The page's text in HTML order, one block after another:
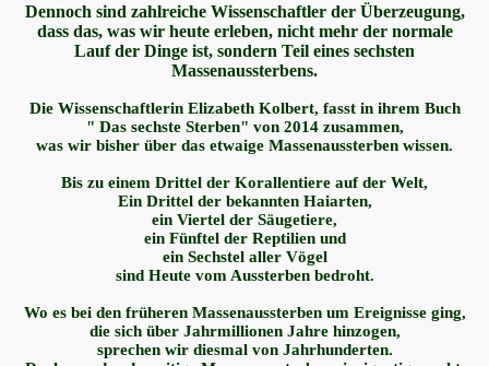
Dennoch sind zahlreiche Wissenschaftler der Überzeugung,
dass das, was wir heute erleben, nicht mehr der normale
Lauf der Dinge ist, sondern Teil eines sechsten
Massenaussterbens.
Die Wissenschaftlerin Elizabeth Kolbert, fasst in ihrem Buch
" Das sechste Sterben" von 2014 zusammen,
was wir bisher über das etwaige Massenaussterben wissen.
Bis zu einem Drittel der Korallentiere auf der Welt,
Ein Drittel der bekannten Haiarten,
ein Viertel der Säugetiere,
ein Fünftel der Reptilien und
ein Sechstel aller Vögel
sindHeutevom Aussterben bedroht.
Wo es bei den früheren Massenaussterben um Ereignisse ging,
die sich über Jahrmillionen Jahre hinzogen,
sprechen wir diesmal von Jahrhunderten.